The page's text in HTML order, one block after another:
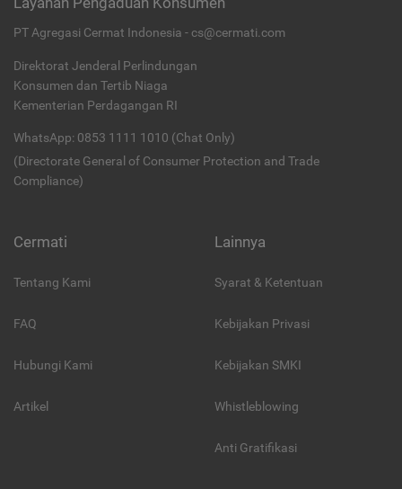
PT Agregasi Cermat Indonesia - cs@cermati.com
Direktorat Jenderal Perlindungan
Konsumen dan Tertib Niaga
Kementerian Perdagangan RI
WhatsApp: 0853 1111 1010 (Chat Only)
(Directorate General of Consumer Protection and Trade
Compliance)
Cermati
Tentang Kami
FAQ
Hubungi Kami
Artikel
Lainnya
Syarat & Ketentuan
Kebijakan Privasi
Kebijakan SMKI
Whistleblowing
Anti Gratifikasi